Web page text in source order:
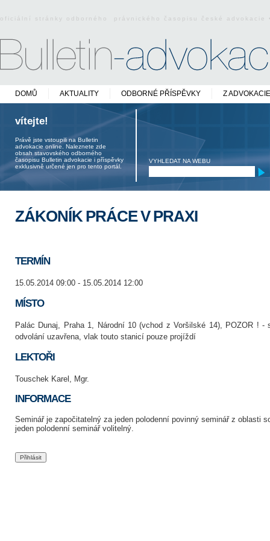
oficiální stránky odborného právnického časopisu české
DOMŮ AKTUALITY ODBORNÉ PŘÍSPĚVKY Z ADVOKACIE
vítejte!
Právě jste vstoupili na Bulletin
advokacie online. Naleznete zde
obsah stavovského odborného
časopisu Bulletin advokacie i příspěvky
exklusivně určené jen pro tento portál.
VYHLEDAT NA WEBU
ZÁKONÍK PRÁCE V PRAXI
TERMÍN
15.05.2014 09:00 - 15.05.2014 12:00
MÍSTO
Palác Dunaj, Praha 1, Národní 10 (vchod z Voršilské 14), POZOR ! -
odvolání uzavřena, vlak touto stanicí pouze projíždí
LEKTOŘI
Touschek Karel, Mgr.
INFORMACE
Seminář je započitatelný za jeden polodenní povinný seminář z oblasti
jeden polodenní seminář volitelný.